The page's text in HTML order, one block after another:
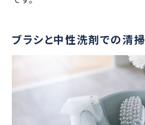
ブラシと中性洗剤での清掃